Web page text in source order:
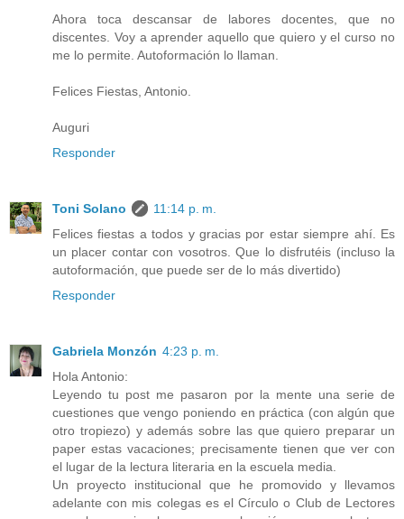
Ahora toca descansar de labores docentes, que no
discentes. Voy a aprender aquello que quiero y el curso no
me lo permite. Autoformación lo llaman.
Felices Fiestas, Antonio.
Auguri
Responder
Toni Solano
11:14 p. m.
Felices fiestas a todos y gracias por estar siempre ahí. Es
un placer contar con vosotros. Que lo disfrutéis (incluso la
autoformación, que puede ser de lo más divertido)
Responder
Gabriela Monzón 4:23 p. m.
Hola Antonio:
Leyendo tu post me pasaron por la mente una serie de
cuestiones que vengo poniendo en práctica (con algún que
otro tropiezo) y además sobre las que quiero preparar un
paper estas vacaciones; precisamente tienen que ver con
el lugar de la lectura literaria en la escuela media.
Un proyecto institucional que he promovido y llevamos
adelante con mis colegas es el Círculo o Club de Lectores